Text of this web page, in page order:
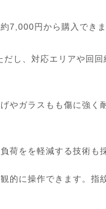
7,000円から購入できま
し、対応エリアや回回
やガラスもも傷に強く
荷をを軽減する技術も
的に操作できます。指